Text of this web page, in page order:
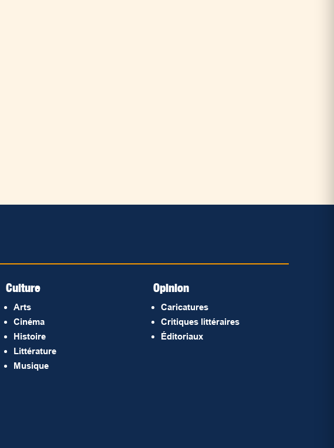
Culture
Arts
Cinéma
Histoire
Littérature
Musique
Opinion
Caricatures
Critiques littéraires
Éditoriaux